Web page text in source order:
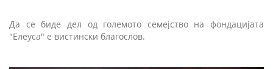
Да се биде дел од големото семејство на фондацијата
"Елеуса" е вистински благослов.